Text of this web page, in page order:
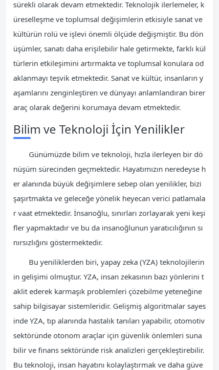
sürekli olarak devam etmektedir. Teknolojik ilerlemeler, k
üreselleşme ve toplumsal değişimlerin etkisiyle sanat ve
kültürün rolü ve işlevi önemli ölçüde değişmiştir. Bu dön
üşümler, sanatı daha erişilebilir hale getirmekte, farklı kül
türlerin etkileşimini artırmakta ve toplumsal konulara od
aklanmayı teşvik etmektedir. Sanat ve kültür, insanların y
aşamlarını zenginleştiren ve dünyayı anlamlandıran birer
araç olarak değerini korumaya devam etmektedir.
Bilim ve Teknoloji İçin Yenilikler
Günümüzde bilim ve teknoloji, hızla ilerleyen bir dö
nüşüm sürecinden geçmektedir. Hayatımızın neredeyse h
er alanında büyük değişimlere sebep olan yenilikler, bizi
şaşırtmakta ve geleceğe yönelik heyecan verici patlamala
r vaat etmektedir. İnsanoğlu, sınırları zorlayarak yeni keşi
fler yapmaktadır ve bu da insanoğlunun yaratıcılığının sı
nırsızlığını göstermektedir.
Bu yeniliklerden biri, yapay zeka (YZA) teknolojilerin
in gelişimi olmuştur. YZA, insan zekasının bazı yönlerini t
aklit ederek karmaşık problemleri çözebilme yeteneğine
sahip bilgisayar sistemleridir. Gelişmiş algoritmalar sayes
inde YZA, tıp alanında hastalık tanıları yapabilir, otomotiv
sektöründe otonom araçlar için güvenlik önlemleri suna
bilir ve finans sektöründe risk analizleri gerçekleştirebilir.
Bu teknoloji, insan hayatını kolaylaştırmak ve daha güve